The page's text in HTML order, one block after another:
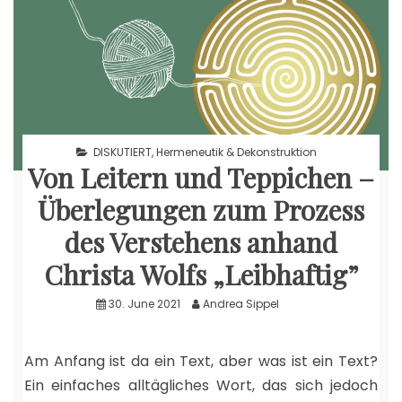
DISKUTIERT,Hermeneutik & Dekonstruktion
Von Leitern und Teppichen –
Überlegungen zum Prozess
des Verstehens anhand
Christa Wolfs „Leibhaftig”
30. June 2021 Andrea Sippel
Am Anfang ist da ein Text, aber was ist ein Text?
Ein einfaches alltägliches Wort, das sich jedoch